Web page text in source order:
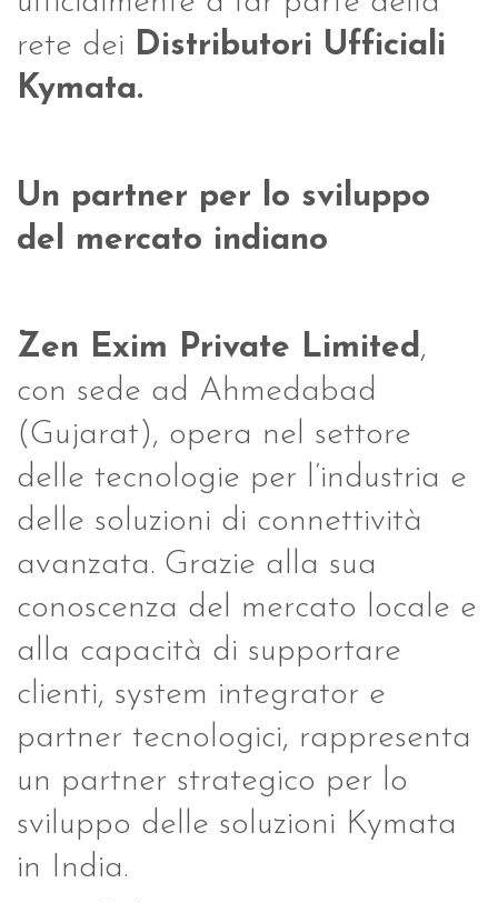
rete dei Distributori Ufficiali
Kymata.
Un partner per lo sviluppo
del mercato indiano
Zen Exim Private Limited,
con sede ad Ahmedabad
(Gujarat), opera nel settore
delle tecnologie per l’industria e
delle soluzioni di connettività
avanzata. Grazie alla sua
conoscenza del mercato locale e
alla capacità di supportare
clienti, system integrator e
partner tecnologici, rappresenta
un partner strategico per lo
sviluppo delle soluzioni Kymata
in India.